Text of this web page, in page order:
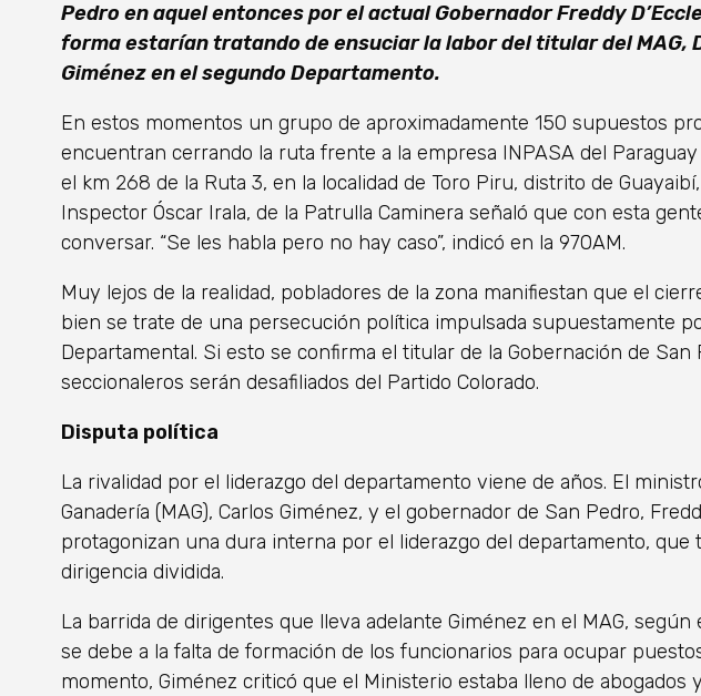
Pedro en aquel entonces por el actual Gobernador Freddy
forma estarían tratando de ensuciar la labor del titular del MAG,
Giménez en el segundo Departamento.
En estos momentos un grupo de aproximadamente 150 supuestos
encuentran cerrando la ruta frente a la empresa INPASA del
el km 268 de la Ruta 3, en la localidad de Toro Piru, distrito de
Inspector Óscar Irala, de la Patrulla Caminera señaló que con esta
conversar. “Se les habla pero no hay caso”, indicó en la 970AM.
Muy lejos de la realidad, pobladores de la zona manifiestan que el
bien se trate de una persecución política impulsada supuestamente
Departamental. Si esto se confirma el titular de la Gobernación de San
seccionaleros serán desafiliados del Partido Colorado.
Disputa política
La rivalidad por el liderazgo del departamento viene de años. El
Ganadería (MAG), Carlos Giménez, y el gobernador de San Pedro,
protagonizan una dura interna por el liderazgo del departamento, que
dirigencia dividida.
La barrida de dirigentes que lleva adelante Giménez en el MAG,
se debe a la falta de formación de los funcionarios para ocupar
momento, Giménez criticó que el Ministerio estaba lleno de abogados